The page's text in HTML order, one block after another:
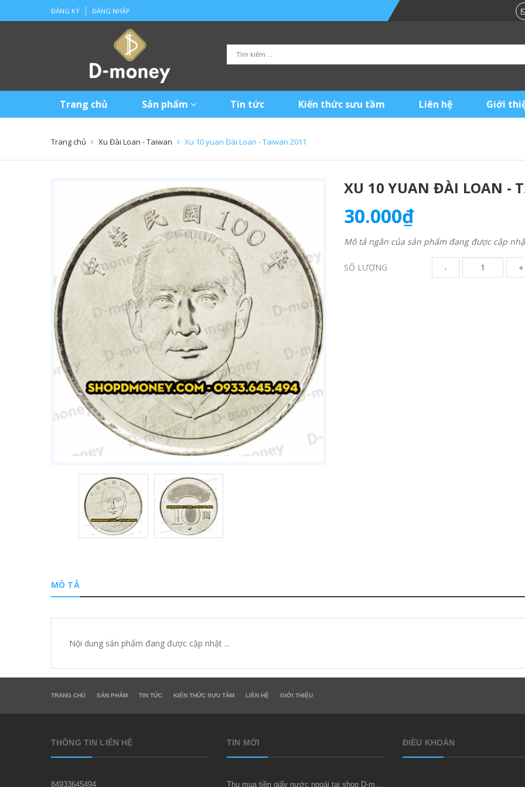
ĐĂNG KÝ ĐĂNG NHẬP
Trang chủ Sản phẩm Tin tức Kiến thức sưu tầm Liên hệ Giới
Trang chủ Xu Đài Loan - Taiwan Xu 10 yuan Đài Loan - Taiwan 2011
XU 10 YUAN ĐÀI LOAN -
30.000₫
Mô tả ngắn của sản phẩm đang được cập
SỐ LƯỢNG - +
MÔ TẢ
Nội dung sản phẩm đang được cập nhật ...
TRANG CHỦ SẢN PHẨM TIN TỨC KIẾN THỨC SƯU TẦM LIÊN HỆ GIỚI THIỆU
THÔNG TIN LIÊN HỆ
84933645494
TIN MỚI ĐIỀU KHOẢN